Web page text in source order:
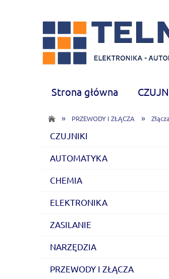
Strona główna
CHEMIA
Nowości
» PRZEWODY I ZŁĄCZA » Złącza
CZUJNIKI
AUTOMATYKA
CHEMIA
ELEKTRONIKA
ZASILANIE
NARZĘDZIA
PRZEWODY I ZŁĄCZA